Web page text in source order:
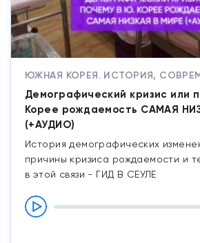
ЮЖНАЯ КОРЕЯ. ИСТОРИЯ,
Демографический кризис или
Корее рождаемость САМАЯ
(+АУДИО)
История демографических
причины кризиса рождаемости и
в этой связи - ГИД В СЕУЛЕ